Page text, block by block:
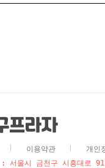
이용약관
개인
: 서울시 금천구 시흥대로